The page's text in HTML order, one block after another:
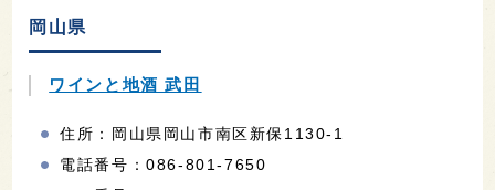
岡山県
ワインと地酒 武田
住所：岡山県岡山市南区新保1130-1
電話番号：086-801-7650